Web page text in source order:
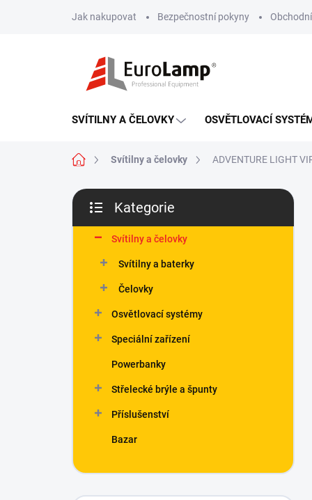
Jak nakupovat Bezpečnostní pokyny
SVÍTILNY A ČELOVKY OSVĚTLOVACÍ
Domů Svítilny a čelovky ADVENTURE LIGHT
P
s
kategorie
Kategorie
Svítilny a čelovky
Svítilny a baterky
Čelovky
Osvětlovací systémy
Speciální zařízení
Powerbanky
Střelecké brýle a špunty
Příslušenství
Bazar